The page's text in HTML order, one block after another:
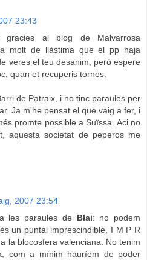
23:43
gracies al blog de Malvarrosa
molt de llàstima que el pp haja
veres el teu desanim, però espere
quan et recuperis tornes.
de Patraix, i no tinc paraules per
Ja m'he pensat el que vaig a fer, i
promte possible a Suïssa. Aci no
aquesta societat de peperos me
2007 23:54
les paraules de Blai: no podem
un puntal imprescindible, I M P R
la blocosfera valenciana. No tenim
com a mínim hauríem de poder